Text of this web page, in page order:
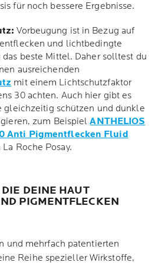
für noch bessere Ergebnisse.
Vorbeugung ist in Bezug auf
und lichtbedingte
das beste Mittel. Daher solltest du
ausreichenden
mit einem Lichtschutzfaktor
30 achten. Auch hier gibt es
gleichzeitig schützen und dunkle
zum BeispielANTHELIOS
Anti Pigmentflecken Fluid
Roche Posay.
DEINE HAUT
PIGMENTFLECKEN
und mehrfach patentierten
Reihe spezieller Wirkstoffe,